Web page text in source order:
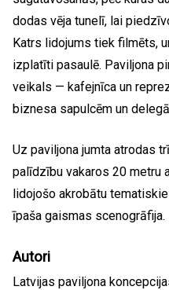
dodas vēja tunelī, lai
Katrs lidojums tiek filmēts,
izplatīti pasaulē. Paviljona
veikals — kafejnīca un
biznesa sapulcēm un
Uz paviljona jumta atrodas
palīdzību vakaros 20 metru
lidojošo akrobātu
īpaša gaismas scenogrāfija.
Autori
Latvijas paviljona